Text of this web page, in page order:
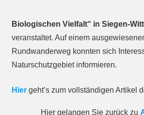
Biologischen Vielfalt“ in Siegen-
veranstaltet. Auf einem
Rundwanderweg konnten sich
Naturschutzgebiet informieren.
Hier geht’s zum vollständigen Artikel
Hier gelangen Sie zurück zu